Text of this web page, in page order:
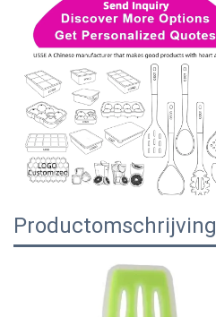
Productomschrijving